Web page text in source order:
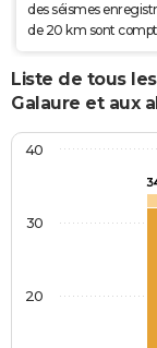
des séismes
de 20 km sont
Liste de tous
Galaure et aux
20
30
40